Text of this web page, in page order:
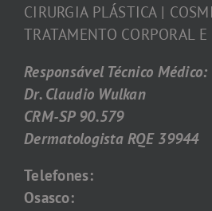
CIRURGIA PLÁSTICA |
TRATAMENTO CORPORAL
Responsável Técnico Médico:
Dr. Claudio Wulkan
CRM-SP 90.579
Dermatologista RQE 39944
Telefones:
Osasco: